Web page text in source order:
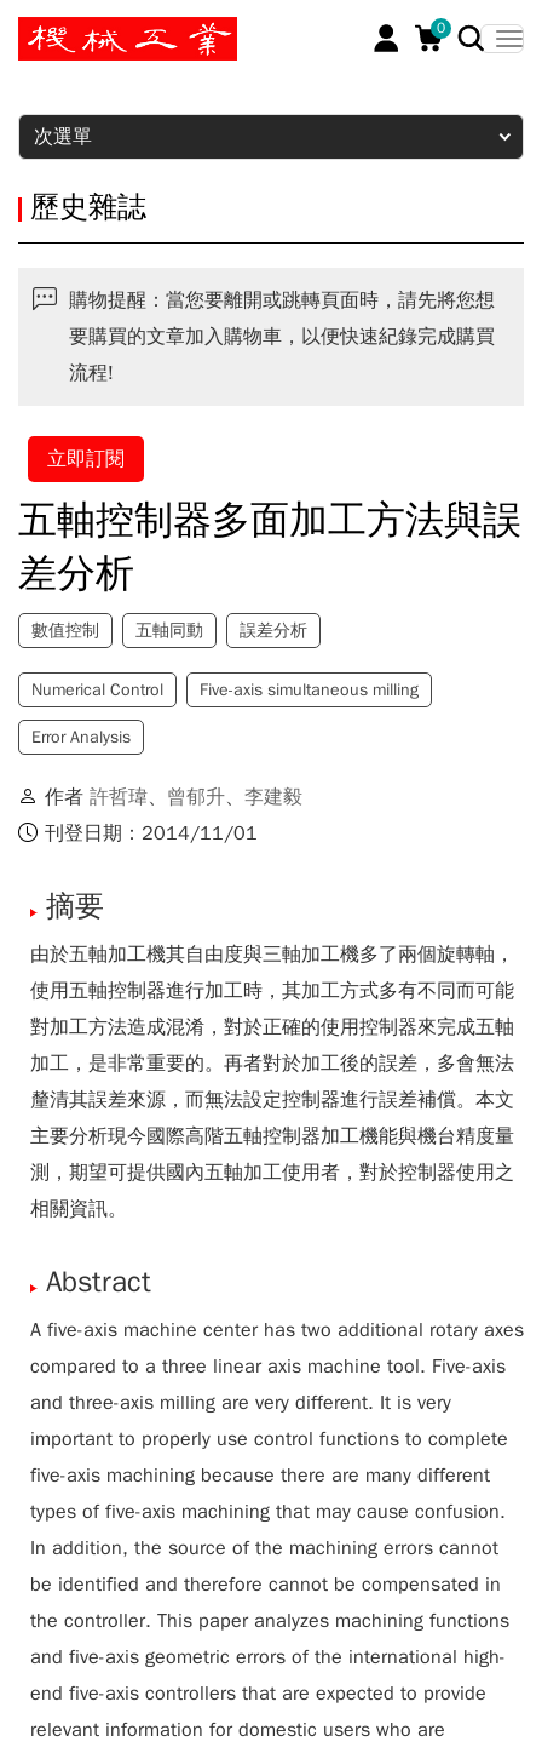
0
暫停
次選單
歷史雜誌
購物提醒：當您要離開或跳轉頁面時，請先將您想
要購買的文章加入購物車，以便快速紀錄完成購買
流程!
立即訂閱
五軸控制器多面加工方法與誤
差分析
數值控制 五軸同動 誤差分析
Numerical Control Five-axis simultaneous milling
Error Analysis
作者 許哲瑋、 曾郁升、 李建毅
刊登日期：2014/11/01
摘要
由於五軸加工機其自由度與三軸加工機多了兩個旋轉軸，
使用五軸控制器進行加工時，其加工方式多有不同而可能
對加工方法造成混淆，對於正確的使用控制器來完成五軸
加工，是非常重要的。再者對於加工後的誤差，多會無法
釐清其誤差來源，而無法設定控制器進行誤差補償。本文
主要分析現今國際高階五軸控制器加工機能與機台精度量
測，期望可提供國內五軸加工使用者，對於控制器使用之
相關資訊。
Abstract
A five-axis machine center has two additional rotary axes
compared to a three linear axis machine tool. Five-axis
and three-axis milling are very different. It is very
important to properly use control functions to complete
five-axis machining because there are many different
types of five-axis machining that may cause confusion.
In addition, the source of the machining errors cannot
be identified and therefore cannot be compensated in
the controller. This paper analyzes machining functions
and five-axis geometric errors of the international high-
end five-axis controllers that are expected to provide
relevant information for domestic users who are